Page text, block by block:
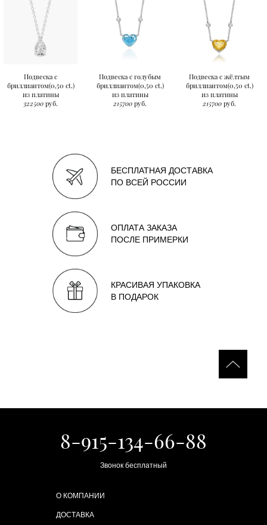
Подвеска с
бриллиантом(0,50 ct.)
из платины
322500 руб.
Подвеска с голубым
бриллиантом(0,50 ct.)
из платины
215700 руб.
Подвеска с жёлтым
бриллиантом(0,50 ct.)
из платины
215700 руб.
БЕСПЛАТНАЯ ДОСТАВКА
ПО ВСЕЙ РОССИИ
ОПЛАТА ЗАКАЗА
ПОСЛЕ ПРИМЕРКИ
КРАСИВАЯ УПАКОВКА
В ПОДАРОК
8-915-134-66-88
Звонок бесплатный
О КОМПАНИИ
ДОСТАВКА